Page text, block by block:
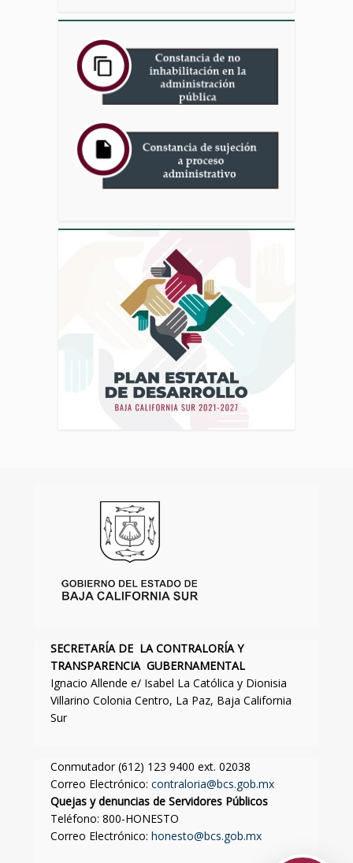
SECRETARÍA DE LA CONTRALORÍA Y
TRANSPARENCIA GUBERNAMENTAL
Ignacio Allende e/ Isabel La Católica y Dionisia
Villarino Colonia Centro, La Paz, Baja California
Sur
Conmutador (612) 123 9400 ext. 02038
Correo Electrónico: contraloria@bcs.gob.mx
Quejas y denuncias de Servidores Públicos
Teléfono: 800-HONESTO
Correo Electrónico: honesto@bcs.gob.mx